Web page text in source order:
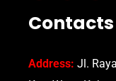
Contacts
Address: Jl.